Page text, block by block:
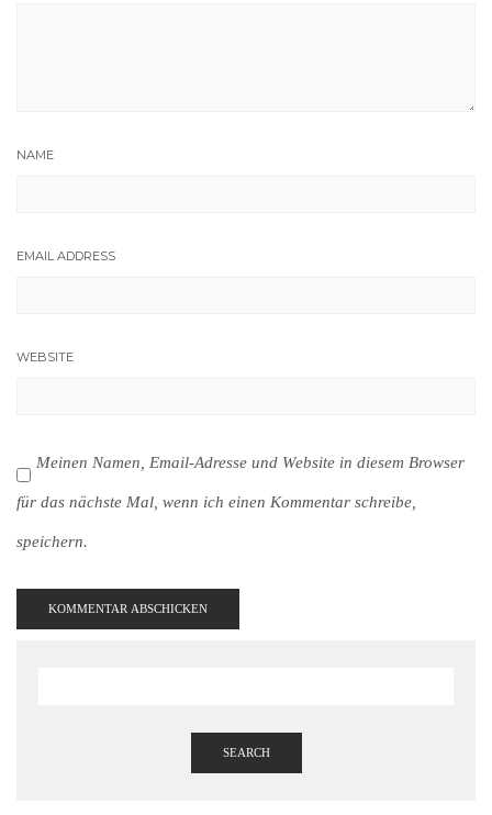
NAME
EMAIL ADDRESS
WEBSITE
Meinen Namen, Email-Adresse und Website in diesem Browser
für das nächste Mal, wenn ich einen Kommentar schreibe,
speichern.
SEARCH